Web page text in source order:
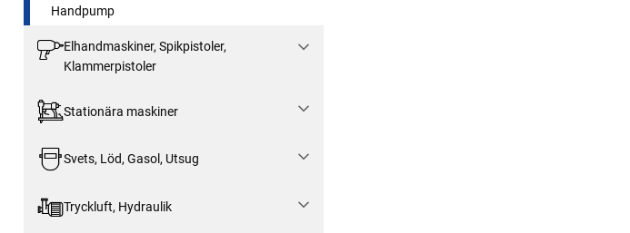
Handpump
Elhandmaskiner, Spikpistoler,
Klammerpistoler
Stationära maskiner
Svets, Löd, Gasol, Utsug
Tryckluft, Hydraulik